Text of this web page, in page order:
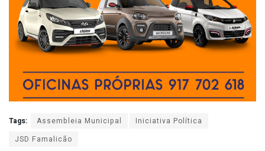
Tags: Assembleia Municipal
Iniciativa Política
JSD Famalicão